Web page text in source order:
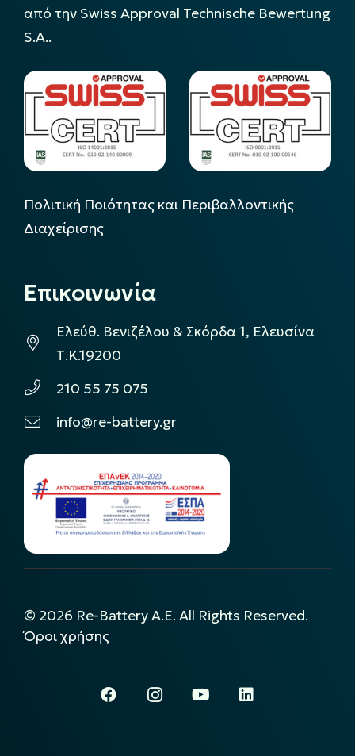
από την Swiss Approval Technische Bewertung
S.A..
Πολιτική Ποιότητας και Περιβαλλοντικής
Διαχείρισης
Επικοινωνία
Ελεύθ. Βενιζέλου & Σκόρδα 1, Ελευσίνα
Τ.Κ.19200
210 55 75 075
info@re-battery.gr
© 2026 Re-Battery A.E. All Rights Reserved.
Όροι χρήσης